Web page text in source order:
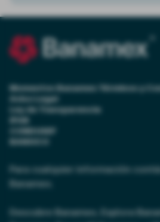
Momentos Banamex Términos y
Aviso Legal
Ley de Transparencia
IPAB
CONDUSEF
BANXICO
Para cualquier información
Banamex.
Descubre Banamex, Explora